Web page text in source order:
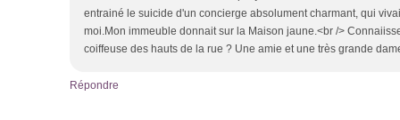
entrainé le suicide d'un concierge absolument charmant, qui
moi.Mon immeuble donnait sur la Maison jaune.<br />
coiffeuse des hauts de la rue ? Une amie et une très grande
Répondre